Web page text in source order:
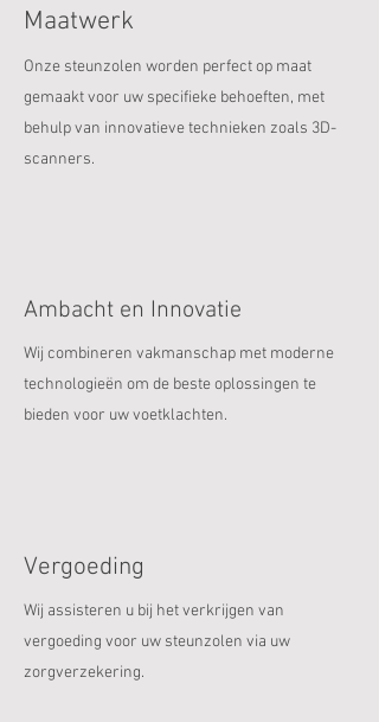
Maatwerk
Onze steunzolen worden perfect op maat
gemaakt voor uw specifieke behoeften, met
behulp van innovatieve technieken zoals 3D-
scanners.
Ambacht en Innovatie
Wij combineren vakmanschap met moderne
technologieën om de beste oplossingen te
bieden voor uw voetklachten.
Vergoeding
Wij assisteren u bij het verkrijgen van
vergoeding voor uw steunzolen via uw
zorgverzekering.